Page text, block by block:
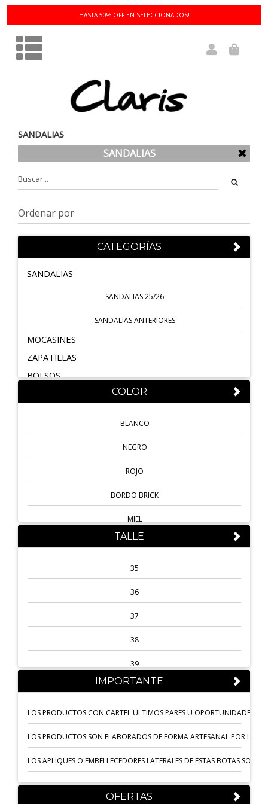
3 Y 6 CUOTAS SIN INTERÉS!
SANDALIAS
SANDALIAS
CATEGORÍAS
SANDALIAS
SANDALIAS 25/26
SANDALIAS ANTERIORES
MOCASINES
ZAPATILLAS
BOLSOS
GUARACHAS
GUARACHAS 25/26
GUARACHAS ANTERIORES
ZUECOS
ZUECOS 25/26
ZUECOS ANTERIORES
COLOR
BLANCO
NEGRO
ROJO
BORDO BRICK
MIEL
MARRÓN TABACO
TERRA SUELA
MANILA
TAUPE
VERDE
SUELA
GRIS
MARRÓN TABASCO
ROJO PASIÓN
MARRÓN NAIROBI
PETROLEO
TALLE
35
36
37
38
39
40
41
1
S-90 CM
M- 97CM
IMPORTANTE
LOS PRODUCTOS CON CARTEL ULTIMOS PARES U OPORTUNIDADES
LOS PRODUCTOS SON ELABORADOS DE FORMA ARTESANAL POR LO
LOS APLIQUES O EMBELLECEDORES LATERALES DE ESTAS BOTAS SON
OFERTAS